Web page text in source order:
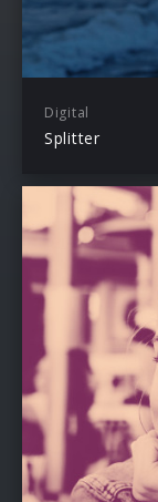
Digital
Splitter